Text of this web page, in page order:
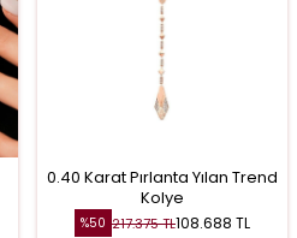
0.40 Karat Pırlanta Yılan Trend
Kolye
%50 217.375TL108.688 TL